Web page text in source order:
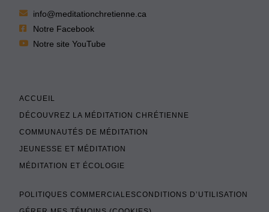
info@meditationchretienne.ca
Notre Facebook
Notre site YouTube
ACCUEIL
DÉCOUVREZ LA MÉDITATION CHRÉTIENNE
COMMUNAUTÉS DE MÉDITATION
JEUNESSE ET MÉDITATION
MÉDITATION ET ÉCOLOGIE
POLITIQUES COMMERCIALESCONDITIONS D’UTILISATION